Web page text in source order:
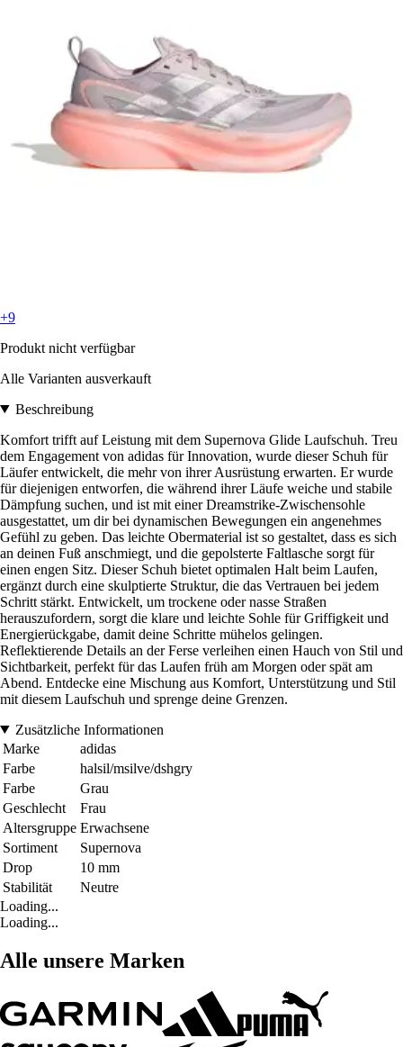
+9
Produkt nicht verfügbar
Alle Varianten ausverkauft
Beschreibung
Komfort trifft auf Leistung mit dem Supernova Glide Laufschuh. Treu
dem Engagement von adidas für Innovation, wurde dieser Schuh für
Läufer entwickelt, die mehr von ihrer Ausrüstung erwarten. Er wurde
für diejenigen entworfen, die während ihrer Läufe weiche und stabile
Dämpfung suchen, und ist mit einer Dreamstrike-Zwischensohle
ausgestattet, um dir bei dynamischen Bewegungen ein angenehmes
Gefühl zu geben. Das leichte Obermaterial ist so gestaltet, dass es sich
an deinen Fuß anschmiegt, und die gepolsterte Faltlasche sorgt für
einen engen Sitz. Dieser Schuh bietet optimalen Halt beim Laufen,
ergänzt durch eine skulptierte Struktur, die das Vertrauen bei jedem
Schritt stärkt. Entwickelt, um trockene oder nasse Straßen
herauszufordern, sorgt die klare und leichte Sohle für Griffigkeit und
Energierückgabe, damit deine Schritte mühelos gelingen.
Reflektierende Details an der Ferse verleihen einen Hauch von Stil und
Sichtbarkeit, perfekt für das Laufen früh am Morgen oder spät am
Abend. Entdecke eine Mischung aus Komfort, Unterstützung und Stil
mit diesem Laufschuh und sprenge deine Grenzen.
Zusätzliche Informationen
Marke
adidas
Farbe
halsil/msilve/dshgry
Farbe
Grau
Geschlecht
Frau
Altersgruppe Erwachsene
Sortiment
Supernova
Drop
10 mm
Stabilität
Neutre
Loading...
Loading...
Alle unsere Marken